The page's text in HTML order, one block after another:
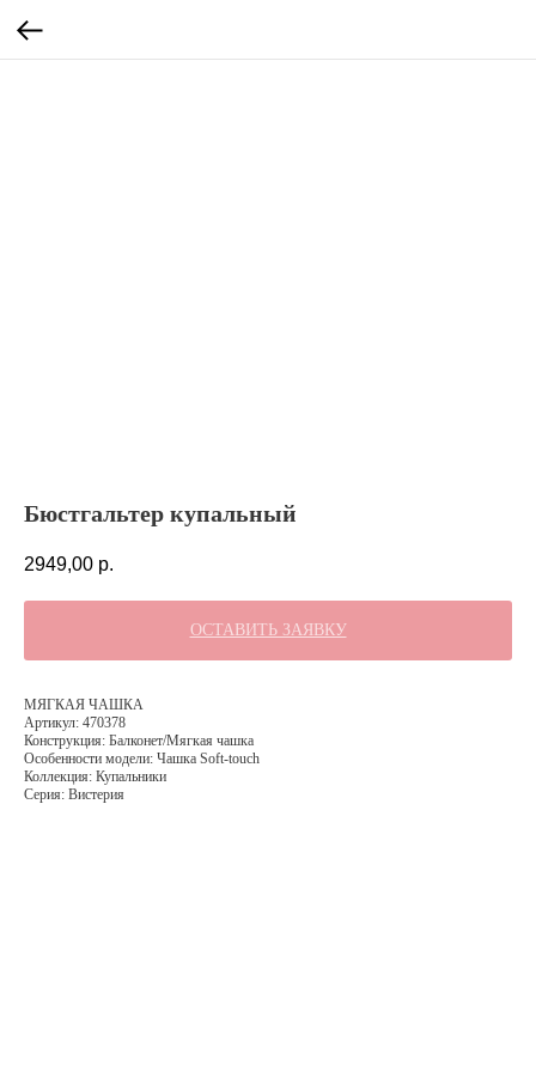
Бюстгальтер купальный
2949,00 р.
ОСТАВИТЬ ЗАЯВКУ
МЯГКАЯ ЧАШКА
Артикул: 470378
Конструкция: Балконет/Мягкая чашка
Особенности модели: Чашка Soft-touch
Коллекция: Купальники
Серия: Вистерия